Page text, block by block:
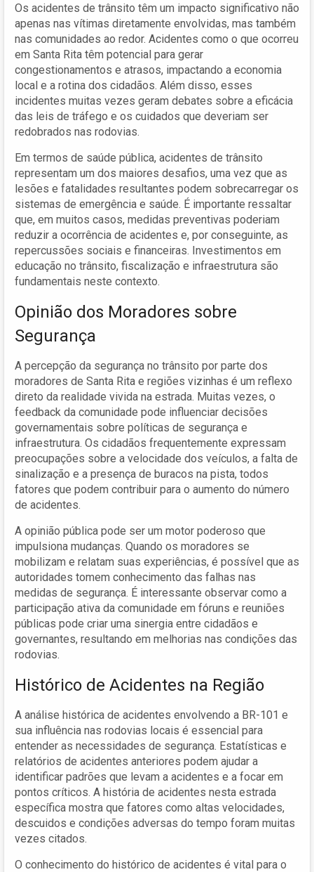
Os acidentes de trânsito têm um impacto significativo não
apenas nas vítimas diretamente envolvidas, mas também
nas comunidades ao redor. Acidentes como o que ocorreu
em Santa Rita têm potencial para gerar
congestionamentos e atrasos, impactando a economia
local e a rotina dos cidadãos. Além disso, esses
incidentes muitas vezes geram debates sobre a eficácia
das leis de tráfego e os cuidados que deveriam ser
redobrados nas rodovias.
Em termos de saúde pública, acidentes de trânsito
representam um dos maiores desafios, uma vez que as
lesões e fatalidades resultantes podem sobrecarregar os
sistemas de emergência e saúde. É importante ressaltar
que, em muitos casos, medidas preventivas poderiam
reduzir a ocorrência de acidentes e, por conseguinte, as
repercussões sociais e financeiras. Investimentos em
educação no trânsito, fiscalização e infraestrutura são
fundamentais neste contexto.
Opinião dos Moradores sobre
Segurança
A percepção da segurança no trânsito por parte dos
moradores de Santa Rita e regiões vizinhas é um reflexo
direto da realidade vivida na estrada. Muitas vezes, o
feedback da comunidade pode influenciar decisões
governamentais sobre políticas de segurança e
infraestrutura. Os cidadãos frequentemente expressam
preocupações sobre a velocidade dos veículos, a falta de
sinalização e a presença de buracos na pista, todos
fatores que podem contribuir para o aumento do número
de acidentes.
A opinião pública pode ser um motor poderoso que
impulsiona mudanças. Quando os moradores se
mobilizam e relatam suas experiências, é possível que as
autoridades tomem conhecimento das falhas nas
medidas de segurança. É interessante observar como a
participação ativa da comunidade em fóruns e reuniões
públicas pode criar uma sinergia entre cidadãos e
governantes, resultando em melhorias nas condições das
rodovias.
Histórico de Acidentes na Região
A análise histórica de acidentes envolvendo a BR-101 e
sua influência nas rodovias locais é essencial para
entender as necessidades de segurança. Estatísticas e
relatórios de acidentes anteriores podem ajudar a
identificar padrões que levam a acidentes e a focar em
pontos críticos. A história de acidentes nesta estrada
específica mostra que fatores como altas velocidades,
descuidos e condições adversas do tempo foram muitas
vezes citados.
O conhecimento do histórico de acidentes é vital para o